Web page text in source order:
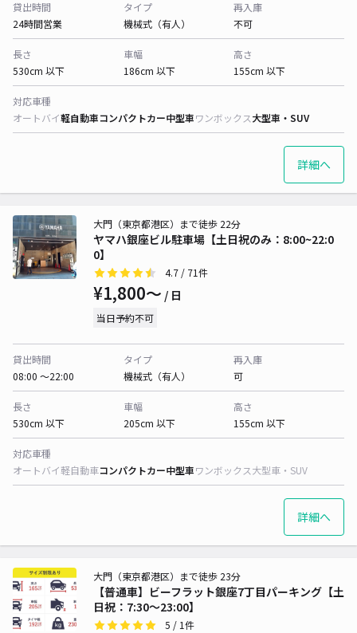
貸出時間
24時間営業
タイプ
機械式（有人）
再入庫
不可
長さ
530cm 以下
車幅
186cm 以下
高さ
155cm 以下
対応車種
オートバイ軽自動車コンパクトカー中型車ワンボックス大型車・SUV
詳細へ
ヤマハ銀座ビル駐車場【土日祝のみ：8:00~22:0
0】
大門（東京都港区）まで徒歩 22分
4.7 / 71件
¥1,800〜 / 日
当日予約不可
貸出時間
08:00 〜22:00
タイプ
機械式（有人）
再入庫
可
長さ
530cm 以下
車幅
205cm 以下
高さ
155cm 以下
対応車種
オートバイ軽自動車コンパクトカー中型車ワンボックス大型車・SUV
詳細へ
【普通車】ビーフラット銀座7丁目パーキング【土
日祝：7:30～23:00】
大門（東京都港区）まで徒歩 23分
5 / 1件